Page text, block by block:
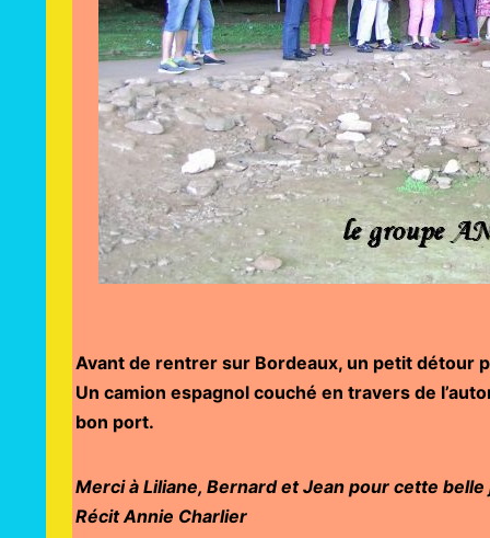
Avant de rentrer sur Bordeaux, un petit détour
Un camion espagnol couché en travers de
bon port.
Merci à Liliane, Bernard et Jean pour cette
Récit Annie Charlier